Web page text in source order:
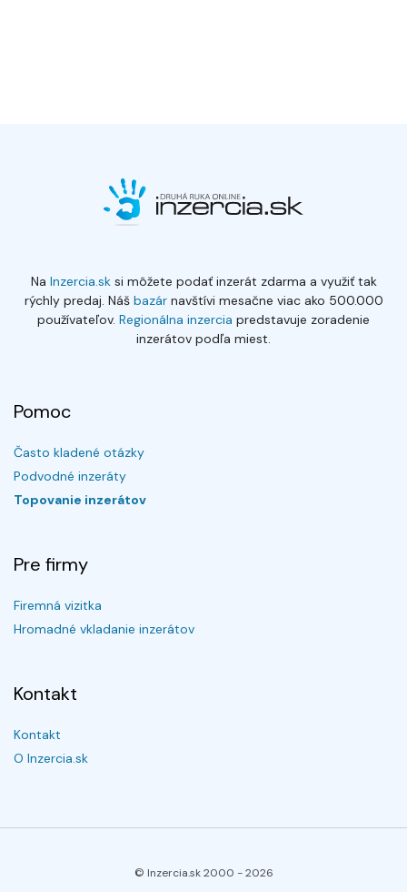
Na Inzercia.sksi môžete podať inzerát zdarma a využiť tak
rýchly predaj. Náš bazárnavštívi mesačne viac ako 500.000
používateľov. Regionálna inzercia predstavuje zoradenie
inzerátov podľa miest.
Pomoc
Často kladené otázky
Podvodné inzeráty
Topovanie inzerátov
Pre firmy
Firemná vizitka
Hromadné vkladanie inzerátov
Kontakt
Kontakt
O Inzercia.sk
© Inzercia.sk 2000 -2026